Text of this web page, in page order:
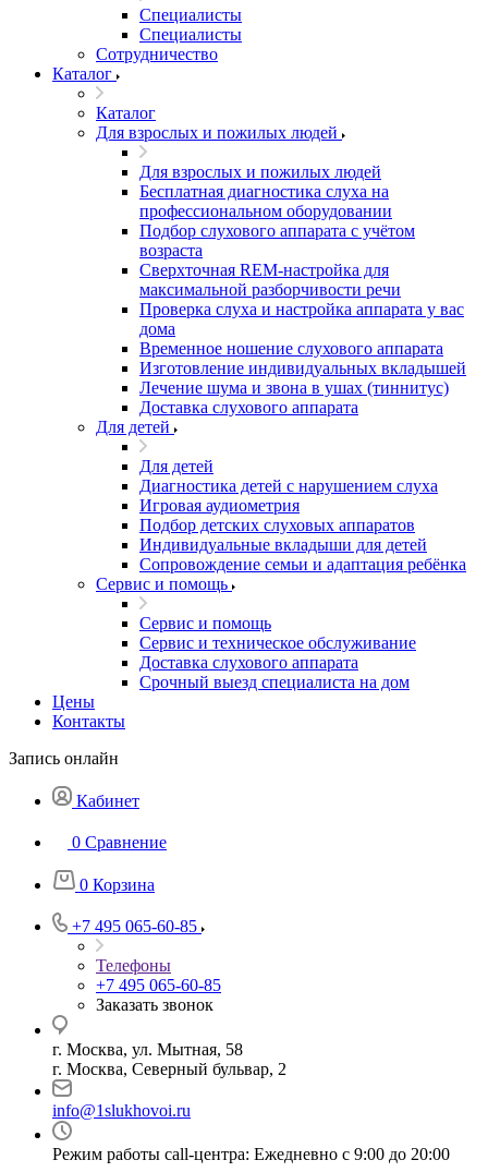
Специалисты
Специалисты
Сотрудничество
Каталог
Каталог
Для взрослых и пожилых людей
Для взрослых и пожилых людей
Бесплатная диагностика слуха на
профессиональном оборудовании
Подбор слухового аппарата с учётом
возраста
Сверхточная REM-настройка для
максимальной разборчивости речи
Проверка слуха и настройка аппарата у вас
дома
Временное ношение слухового аппарата
Изготовление индивидуальных вкладышей
Лечение шума и звона в ушах (тиннитус)
Доставка слухового аппарата
Для детей
Для детей
Диагностика детей с нарушением слуха
Игровая аудиометрия
Подбор детских слуховых аппаратов
Индивидуальные вкладыши для детей
Сопровождение семьи и адаптация ребёнка
Сервис и помощь
Сервис и помощь
Сервис и техническое обслуживание
Доставка слухового аппарата
Срочный выезд специалиста на дом
Цены
Контакты
Запись онлайн
Кабинет
0 Сравнение
0 Корзина
+7 495 065-60-85
Телефоны
+7 495 065-60-85
Заказать звонок
г. Москва, ул. Мытная, 58
г. Москва, Северный бульвар, 2
info@1slukhovoi.ru
Режим работы call-центра: Ежедневно с 9:00 до 20:00